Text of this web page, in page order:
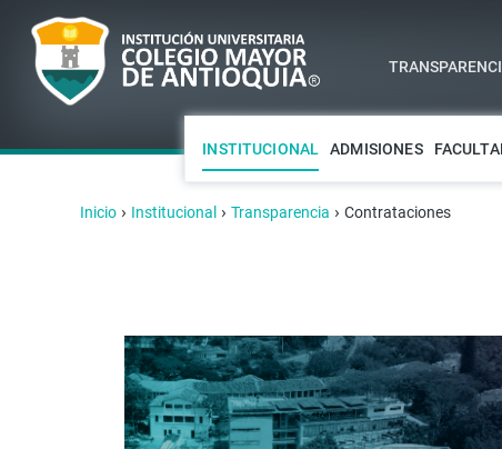
INSTITUCIONAL ADMISIONES
Inicio › Institucional › Transparencia › Contrataciones